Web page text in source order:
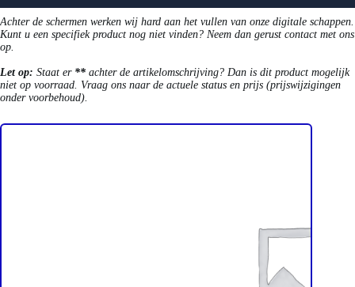
Achter de schermen werken wij hard aan het vullen van onze digitale schappen.
Kunt u een specifiek product nog niet vinden? Neem dan gerust contact met ons
op.
Let op: Staat er ** achter de artikelomschrijving? Dan is dit product mogelijk
niet op voorraad. Vraag ons naar de actuele status en prijs (prijswijzigingen
onder voorbehoud).